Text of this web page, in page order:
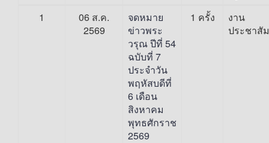
1
06 ส.ค.
2569
จดหมาย
ข่าวพระ
วรุณ ปีที่ 54
ฉบับที่ 7
ประจำวัน
พฤหัสบดีที่
6 เดือน
สิงหาคม
พุทธศักราช
2569
1 ครั้ง
งาน
ประชาสั